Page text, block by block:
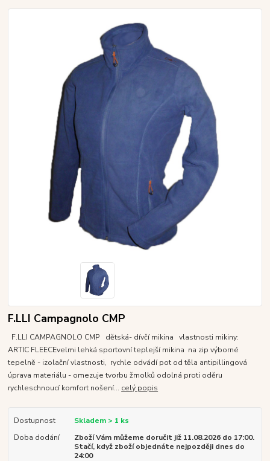
F.LLI Campagnolo CMP
F.LLI CAMPAGNOLO CMP dětská- dívčí mikina vlastnosti mikiny:
ARTIC FLEECEvelmi lehká sportovní teplejší mikina na zip výborné
tepelně - izolační vlastnosti, rychle odvádí pot od těla antipillingová
úprava materiálu - omezuje tvorbu žmolků odolná proti oděru
rychleschnoucí komfort nošení... celý popis
Dostupnost
Skladem > 1 ks
Doba dodání
Zboží Vám můžeme doručit již 11.08.2026 do 17:00.
Stačí, když zboží objednáte nejpozději dnes do
24:00